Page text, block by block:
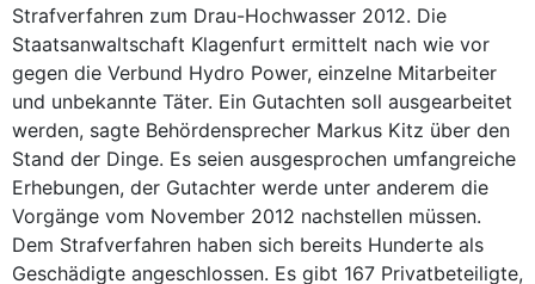
Strafverfahren zum Drau-Hochwasser 2012. Die
Staatsanwaltschaft Klagenfurt ermittelt nach wie vor
gegen die Verbund Hydro Power, einzelne Mitarbeiter
und unbekannte Täter. Ein Gutachten soll ausgearbeitet
werden, sagte Behördensprecher Markus Kitz über den
Stand der Dinge. Es seien ausgesprochen umfangreiche
Erhebungen, der Gutachter werde unter anderem die
Vorgänge vom November 2012 nachstellen müssen.
Dem Strafverfahren haben sich bereits Hunderte als
Geschädigte angeschlossen. Es gibt 167 Privatbeteiligte,